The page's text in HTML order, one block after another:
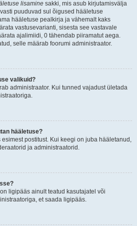
lisamine sakki, mis asub kirjutamisvälja
puuduvad sul õigused hääletuse
hääletuse pealkirja ja vähemalt kaks
vastusevarianti, sisesta see vastavale
ajalimiidi, 0 tähendab piiramatut aega.
selle määrab foorumi administraator.
valikuid?
administraator. Kui tunned vajadust ületada
hääletuse?
postitust. Kui keegi on juba hääletanud,
ja administraatorid.
ligipääs ainult teatud kasutajatel või
et saada ligipääs.